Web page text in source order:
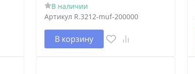
В наличии
Артикул R.3212-muf-200000
В корзину